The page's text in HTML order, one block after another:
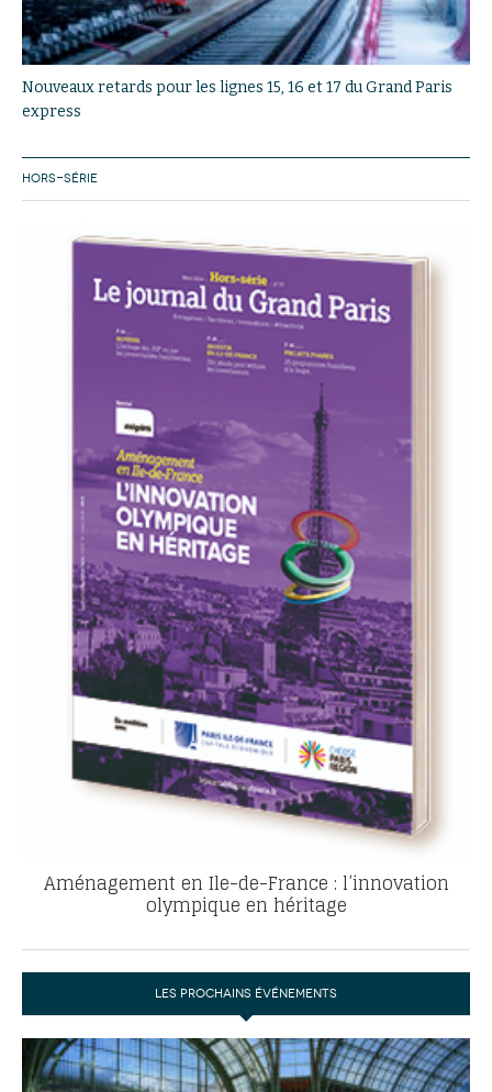
Nouveaux retards pour les lignes 15, 16 et 17 du Grand Paris
express
HORS-SÉRIE
Aménagement en Ile-de-France : l’innovation
olympique en héritage
LES PROCHAINS ÉVÉNEMENTS